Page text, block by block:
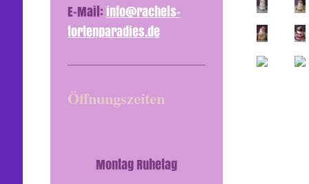
E-Mail:info@rachels-
tortenparadies.de
Öffnungszeiten
Montag Ruhetag